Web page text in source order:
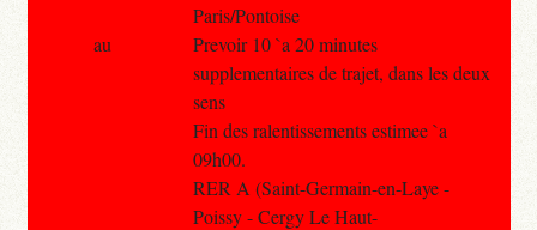
Paris/Pontoise
Prevoir 10 `a 20 minutes
supplementaires de trajet, dans les deux
sens
Fin des ralentissements estimee `a
09h00.
RER A (Saint-Germain-en-Laye -
Poissy - Cergy Le Haut-
au